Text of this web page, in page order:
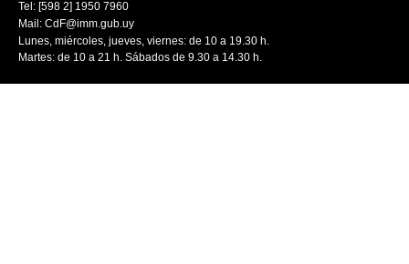
Tel: [598 2] 1950 7960
Mail: CdF@imm.gub.uy
Lunes, miércoles, jueves, viernes: de 10 a 19.30 h.
Martes: de 10 a 21 h. Sábados de 9.30 a 14.30 h.